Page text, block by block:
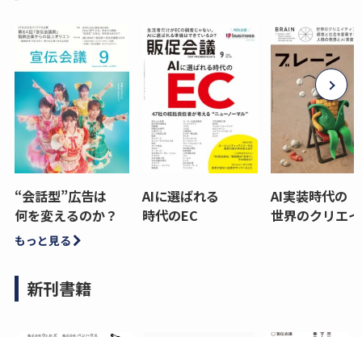
“会話型”広告は
何を変えるのか？
AIに選ばれる
時代のEC
AI実装時代の
世界のクリエ
もっと見る
新刊書籍